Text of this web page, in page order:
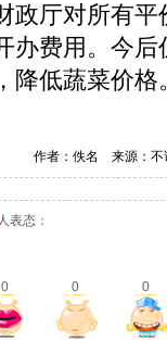
厅对所有平
办费用。今
降低蔬菜价格
作者：佚名 来源：
人表态：
0 0 0